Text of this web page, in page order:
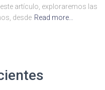
artículo, exploraremos las
desde Read more…